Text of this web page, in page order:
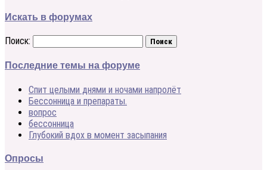
Искать в форумах
Поиск:
Последние темы на форуме
Спит целыми днями и ночами напролёт
Бессонница и препараты.
вопрос
бессонница
Глубокий вдох в момент засыпания
Опросы